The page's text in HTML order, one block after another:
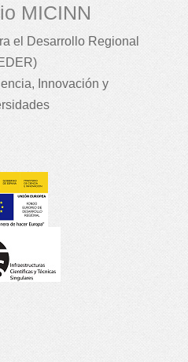
MICINN
el Desarrollo Regional
Innovación y